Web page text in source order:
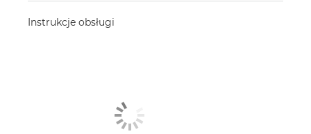
Instrukcje obsługi